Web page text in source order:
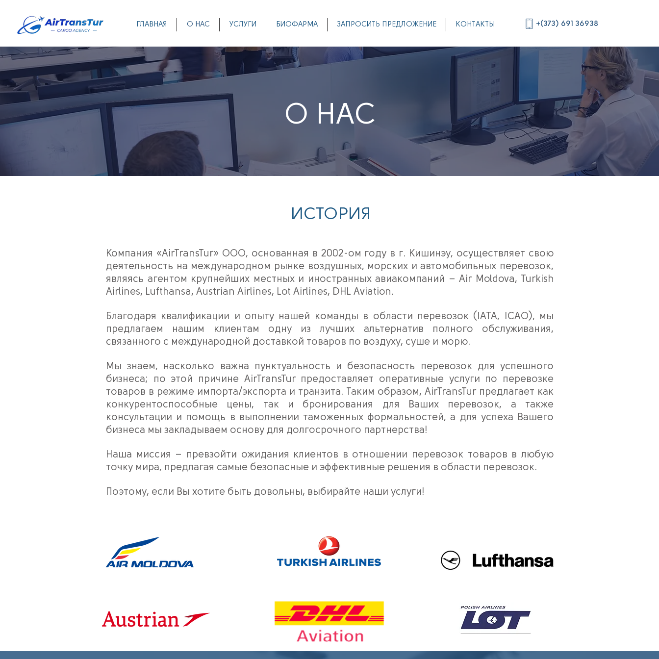
ГЛАВНАЯ О НАС УСЛУГИ БИОФАРМА ЗАПРОСИТЬ ПРЕДЛОЖЕНИЕ КОНТАКТЫ +(373) 691 36938
О НАС
ИСТОРИЯ
Компания «AirTransTur» ООО, основанная в 2002-ом году в г. Кишинэу, осуществляет свою
деятельность на международном рынке воздушных, морских и автомобильных перевозок,
являясь агентом крупнейших местных и иностранных авиакомпаний – Air Moldova, Turkish
Airlines, Lufthansa, Austrian Airlines, Lot Airlines, DHL Aviation.
Благодаря квалификации и опыту нашей команды в области перевозок (IATA, ICAO), мы
предлагаем нашим клиентам одну из лучших альтернатив полного обслуживания,
связанного с международной доставкой товаров по воздуху, суше и морю.
Мы знаем, насколько важна пунктуальность и безопасность перевозок для успешного
бизнеса; по этой причине AirTransTur предоставляет оперативные услуги по перевозке
товаров в режиме импорта/экспорта и транзита. Таким образом, AirTransTur предлагает как
конкурентоспособные цены, так и бронирования для Ваших перевозок, а также
консультации и помощь в выполнении таможенных формальностей, а для успеха Вашего
бизнеса мы закладываем основу для долгосрочного партнерства!
Наша миссия – превзойти ожидания клиентов в отношении перевозок товаров в любую
точку мира, предлагая самые безопасные и эффективные решения в области перевозок.
Поэтому, если Вы хотите быть довольны, выбирайте наши услуги!